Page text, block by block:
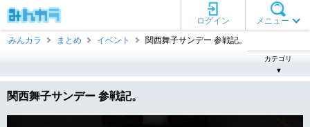
メニュー
ログイン
みんカラ
まとめ イベント 関西舞子サンデー 参戦記。
カテゴリ
▼
関西舞子サンデー 参戦記。